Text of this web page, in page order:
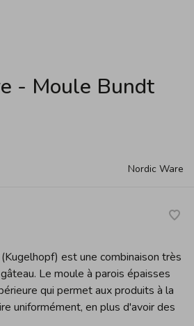
- Moule Bundt
Nordic Ware
est une combinaison très
Le moule à parois épaisses
qui permet aux produits à la
uniformément, en plus d'avoir des